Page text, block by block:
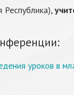
уроков в